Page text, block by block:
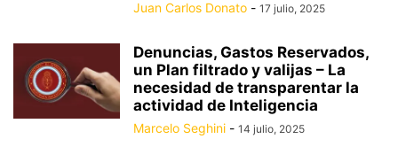
Juan Carlos Donato - 17 julio, 2025
Denuncias, Gastos Reservados,
un Plan filtrado y valijas – La
necesidad de transparentar la
actividad de Inteligencia
Marcelo Seghini - 14 julio, 2025